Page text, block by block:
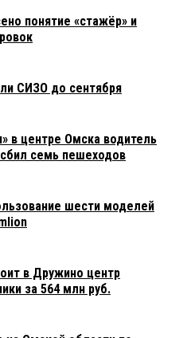
понятие «стажёр» и
СИЗО до сентября
в центре Омска водитель
семь пешеходов
шести моделей
в Дружино центр
за 564 млн руб.